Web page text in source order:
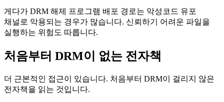
게다가 DRM 해제 프로그램 배포 경로는 악성코드 유포
채널로 악용되는 경우가 많습니다. 신뢰하기 어려운 파일을
실행하는 위험도 따릅니다.
처음부터 DRM이 없는 전자책
더 근본적인 접근이 있습니다. 처음부터 DRM이 걸리지 않은
전자책을 읽는 것입니다.